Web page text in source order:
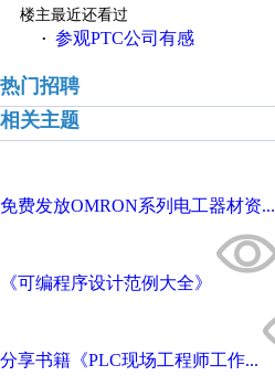
楼主最近还看过
· 参观PTC公司有感
热门招聘
相关主题
免费发放OMRON系列电工器材资...
《可编程序设计范例大全》
分享书籍《PLC现场工程师工作...